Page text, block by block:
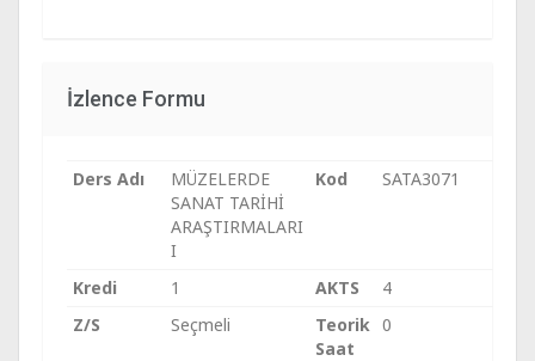
İzlence Formu
Ders Adı
MÜZELERDE
SANAT TARİHİ
ARAŞTIRMALARI
I
Kod SATA3071
Kredi 1 AKTS
4
Z/S
Seçmeli
Teorik
Saat
0